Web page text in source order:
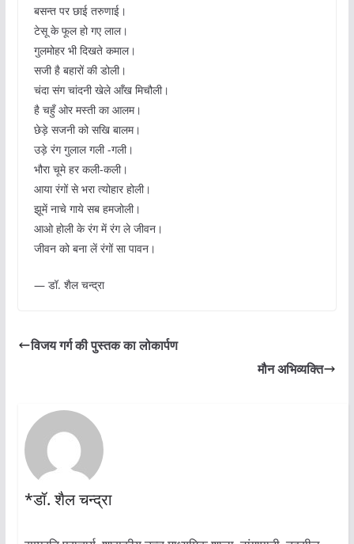
बसन्त पर छाई तरुणाई।
टेसू के फूल हो गए लाल।
गुलमोहर भी दिखते कमाल।
सजी है बहारों की डोली।
चंदा संग चांदनी खेले आँख मिचौली।
है चहुँ ओर मस्ती का आलम।
छेड़े सजनी को सखि बालम।
उड़े रंग गुलाल गली -गली।
भौरा चूमे हर कली-कली।
आया रंगों से भरा त्योहार होली।
झूमें नाचे गाये सब हमजोली।
आओ होली के रंग में रंग ले जीवन।
जीवन को बना लें रंगों सा पावन।
— डॉ. शैल चन्द्रा
विजय गर्ग की पुस्तक का लोकार्पण
मौन अभिव्यक्ति
*डॉ. शैल चन्द्रा